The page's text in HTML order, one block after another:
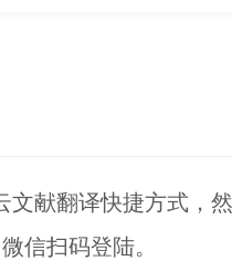
献翻译快捷方式，
信扫码登陆。